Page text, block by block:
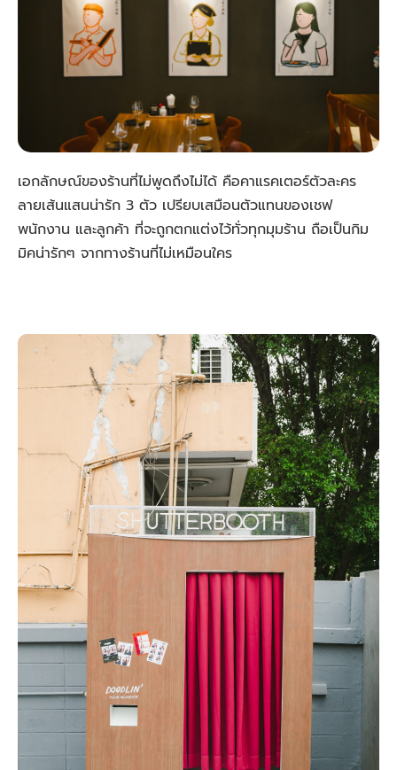
เอกลักษณ์ของร้านที่ไม่พูดถึงไม่ได้ คือคาแรคเตอร์ตัวละคร
ลายเส้นแสนน่ารัก 3 ตัว เปรียบเสมือนตัวแทนของเชฟ
พนักงาน และลูกค้า ที่จะถูกตกแต่งไว้ทั่วทุกมุมร้าน ถือเป็นกิม
มิคน่ารักๆ จากทางร้านที่ไม่เหมือนใคร